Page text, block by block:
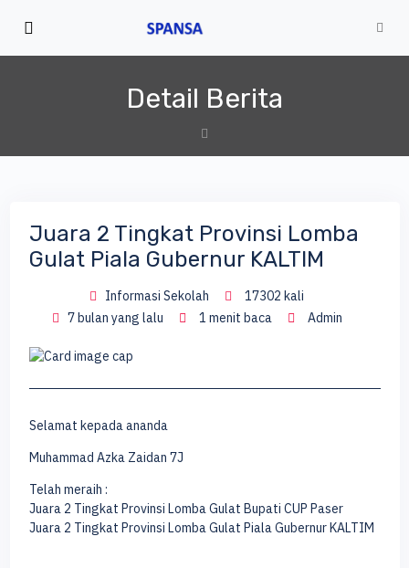
Detail Berita
Juara 2 Tingkat Provinsi Lomba
Gulat Piala Gubernur KALTIM
Informasi Sekolah
17302 kali
7 bulan yang lalu
1 menit baca Admin
Selamat kepada ananda
Muhammad Azka Zaidan 7J
Telah meraih :
Juara 2 Tingkat Provinsi Lomba Gulat Bupati CUP Paser
Juara 2 Tingkat Provinsi Lomba Gulat Piala Gubernur KALTIM